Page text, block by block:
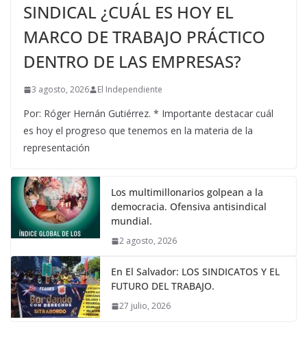
SINDICAL ¿CUÁL ES HOY EL
MARCO DE TRABAJO PRÁCTICO
DENTRO DE LAS EMPRESAS?
3 agosto, 2026 El Independiente
Por: Róger Hernán Gutiérrez. * Importante destacar cuál
es hoy el progreso que tenemos en la materia de la
representación
Los multimillonarios golpean a la
democracia. Ofensiva antisindical
mundial.
2 agosto, 2026
En El Salvador: LOS SINDICATOS Y EL
FUTURO DEL TRABAJO.
27 julio, 2026